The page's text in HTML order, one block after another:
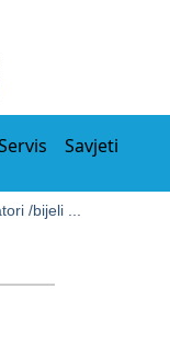
Savjeti
/bijeli ...